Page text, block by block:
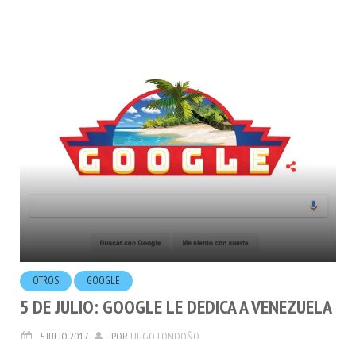
OTROS GOOGLE
5 DE JULIO: GOOGLE LE DEDICA A VENEZUELA
5.JULIO.2017 PORHUGO LONDOÑO